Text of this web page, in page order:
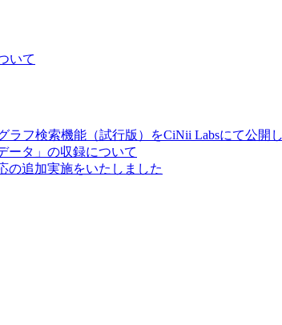
いて
ラフ検索機能（試行版）をCiNii Labsにて公開
ータ」の収録について
の追加実施をいたしました